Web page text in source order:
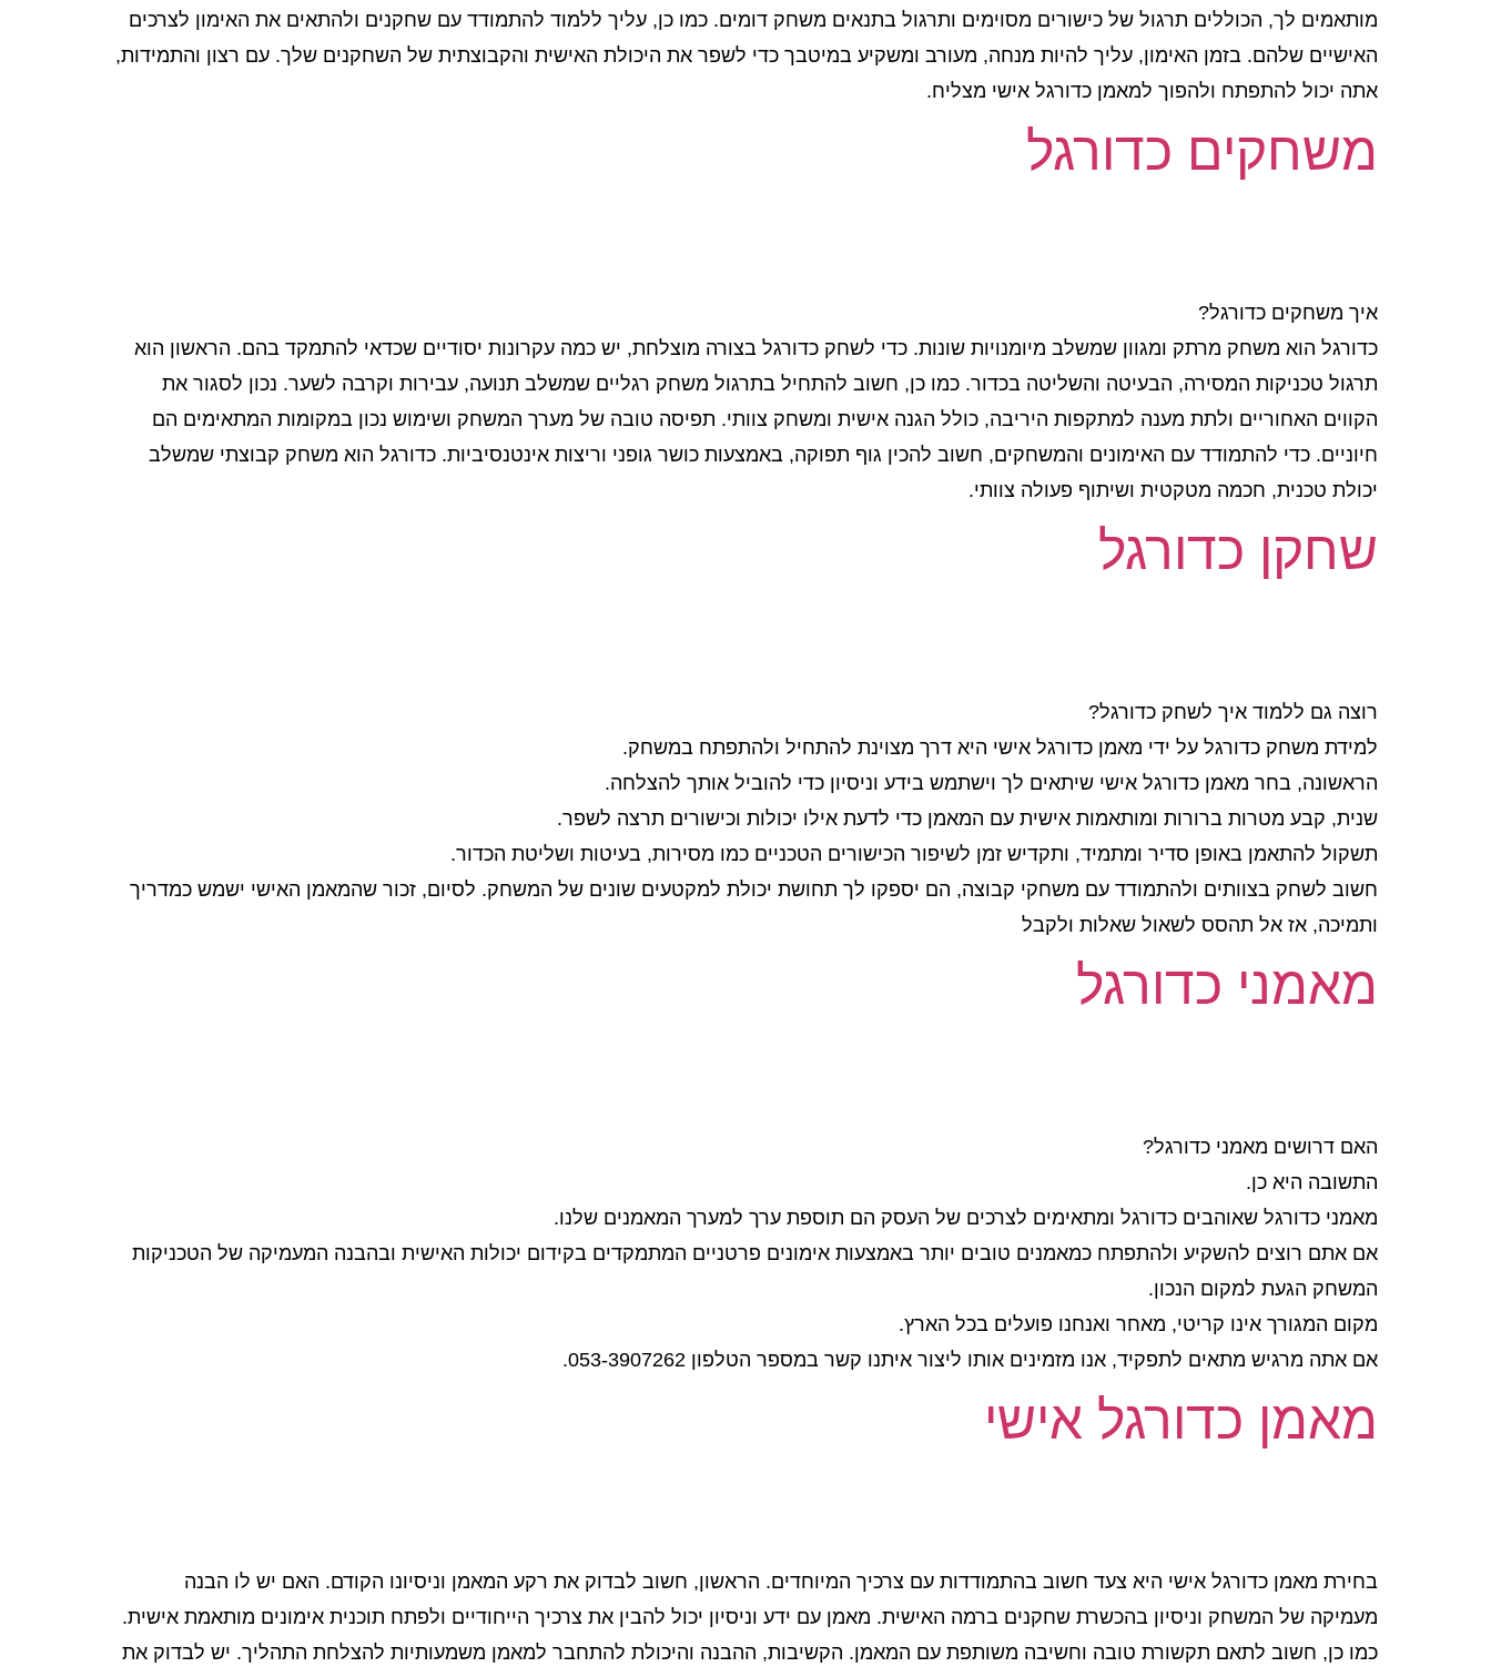
מותאמים לך, הכוללים תרגול של כישורים מסוימים ותרגול בתנאים משחק דומים. כמו כן, עליך ללמוד להתמודד עם שחקנים ולהתאים את האימון לצרכים
האישיים שלהם. בזמן האימון, עליך להיות מנחה, מעורב ומשקיע במיטבך כדי לשפר את היכולת האישית והקבוצתית של השחקנים שלך. עם רצון והתמידות,
אתה יכול להתפתח ולהפוך למאמן כדורגל אישי מצליח.
משחקים כדורגל
איך משחקים כדורגל?
כדורגל הוא משחק מרתק ומגוון שמשלב מיומנויות שונות. כדי לשחק כדורגל בצורה מוצלחת, יש כמה עקרונות יסודיים שכדאי להתמקד בהם. הראשון הוא
תרגול טכניקות המסירה, הבעיטה והשליטה בכדור. כמו כן, חשוב להתחיל בתרגול משחק רגליים שמשלב תנועה, עבירות וקרבה לשער. נכון לסגור את
הקווים האחוריים ולתת מענה למתקפות היריבה, כולל הגנה אישית ומשחק צוותי. תפיסה טובה של מערך המשחק ושימוש נכון במקומות המתאימים הם
חיוניים. כדי להתמודד עם האימונים והמשחקים, חשוב להכין גוף תפוקה, באמצעות כושר גופני וריצות אינטנסיביות. כדורגל הוא משחק קבוצתי שמשלב
יכולת טכנית, חכמה מטקטית ושיתוף פעולה צוותי.
שחקן כדורגל
רוצה גם ללמוד איך לשחק כדורגל?
למידת משחק כדורגל על ידי מאמן כדורגל אישי היא דרך מצוינת להתחיל ולהתפתח במשחק.
הראשונה, בחר מאמן כדורגל אישי שיתאים לך וישתמש בידע וניסיון כדי להוביל אותך להצלחה.
שנית, קבע מטרות ברורות ומותאמות אישית עם המאמן כדי לדעת אילו יכולות וכישורים תרצה לשפר.
תשקול להתאמן באופן סדיר ומתמיד, ותקדיש זמן לשיפור הכישורים הטכניים כמו מסירות, בעיטות ושליטת הכדור.
חשוב לשחק בצוותים ולהתמודד עם משחקי קבוצה, הם יספקו לך תחושת יכולת למקטעים שונים של המשחק. לסיום, זכור שהמאמן האישי ישמש כמדריך
ותמיכה, אז אל תהסס לשאול שאלות ולקבל
מאמני כדורגל
האם דרושים מאמני כדורגל?
התשובה היא כן.
מאמני כדורגל שאוהבים כדורגל ומתאימים לצרכים של העסק הם תוספת ערך למערך המאמנים שלנו.
אם אתם רוצים להשקיע ולהתפתח כמאמנים טובים יותר באמצעות אימונים פרטניים המתמקדים בקידום יכולות האישית ובהבנה המעמיקה של הטכניקות
המשחק הגעת למקום הנכון.
מקום המגורך אינו קריטי, מאחר ואנחנו פועלים בכל הארץ.
אם אתה מרגיש מתאים לתפקיד, אנו מזמינים אותו ליצור איתנו קשר במספר הטלפון 053-3907262.
מאמן כדורגל אישי
בחירת מאמן כדורגל אישי היא צעד חשוב בהתמודדות עם צרכיך המיוחדים. הראשון, חשוב לבדוק את רקע המאמן וניסיונו הקודם. האם יש לו הבנה
מעמיקה של המשחק וניסיון בהכשרת שחקנים ברמה האישית. מאמן עם ידע וניסיון יכול להבין את צרכיך הייחודיים ולפתח תוכנית אימונים מותאמת אישית.
כמו כן, חשוב לתאם תקשורת טובה וחשיבה משותפת עם המאמן. הקשיבות, ההבנה והיכולת להתחבר למאמן משמעותיות להצלחת התהליך. יש לבדוק את